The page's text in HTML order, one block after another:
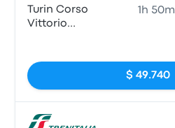
Turin Corso
Vittorio
1h 50m
$ 49.740